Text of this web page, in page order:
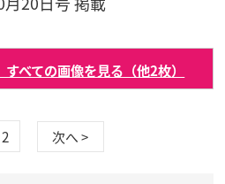
すべての画像を見る（他2枚）
2 次へ >